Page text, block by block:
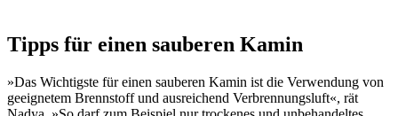
Tipps für einen sauberen Kamin
»Das Wichtigste für einen sauberen Kamin ist die Verwendung von
geeignetem Brennstoff und ausreichend Verbrennungsluft«, rät